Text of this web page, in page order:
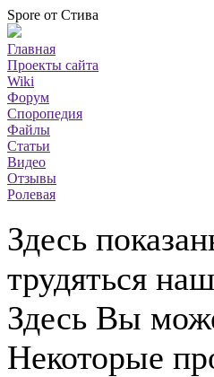
Spore от Стива
Главная
Проекты сайта
Wiki
Форум
Споропедия
Файлы
Статьи
Видео
Отзывы
Ролевая
Здесь
трудяться
Здесь Вы
Некоторые